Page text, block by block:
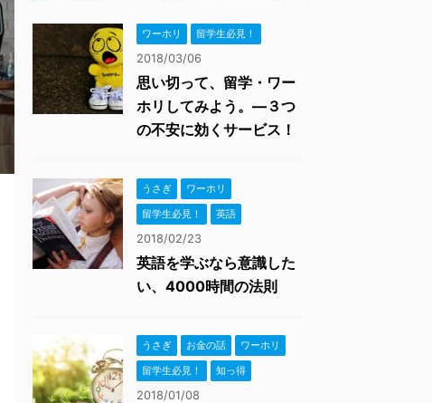
ワーホリ 留学生必見！
2018/03/06
思い切って、留学・ワー
ホリしてみよう。―３つ
の不安に効くサービス！
うさぎ
ワーホリ
留学生必見！
英語
2018/02/23
英語を学ぶなら意識した
い、4000時間の法則
うさぎ お金の話
ワーホリ
留学生必見！
知っ得
2018/01/08